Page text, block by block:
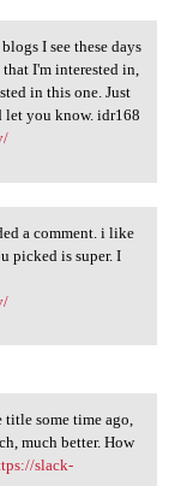
I see these days
I'm interested in,
in this one. Just
let you know. idr168
a comment. i like
picked is super. I
title some time ago,
much better. How
slack-